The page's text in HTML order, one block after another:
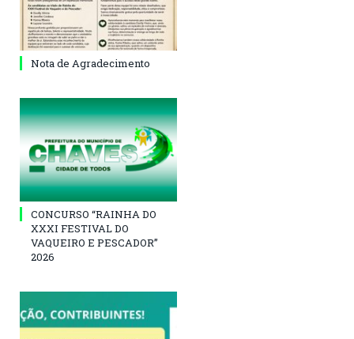
Nota de Agradecimento
CONCURSO “RAINHA DO
XXXI FESTIVAL DO
VAQUEIRO E PESCADOR”
2026